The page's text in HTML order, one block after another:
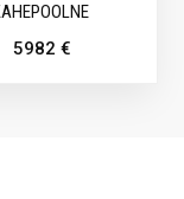
5982€